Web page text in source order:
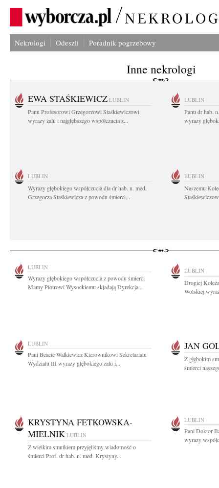
Nekrologi Odeszli Poradnik pogrzebowy
Inne nekrologi
EWA STAŚKIEWICZ LUBLIN
Panu Profesorowi Grzegorzowi Staśkiewiczowi
wyrazy żalu i najgłębszego współczucia z...
LUBLIN
Panu dr hab.
wyrazy
LUBLIN
Wyrazy głębokiego współczucia dla dr hab. n. med.
Grzegorza Staśkiewicza z powodu śmierci...
LUBLIN
Naszemu
LUBLIN
Wyrazy głębokiego współczucia z powodu śmierci
Mamy Piotrowi Wysockiemu składają Dyrekcja...
LUBLIN
Drogiej
Wolskiej
LUBLIN
Pani Beacie Walkiewicz Kierownikowi Sekretariatu
Wydziału III wyrazy głębokiego żalu i...
JAN
Z głębokim
śmierci
KRYSTYNA FETKOWSKA-
MIELNIK LUBLIN
Z wielkim smutkiem przyjęliśmy wiadomość o
śmierci Prof. dr hab. n. med. Krystyny...
LUBLIN
Pani Doktor
wyrazy